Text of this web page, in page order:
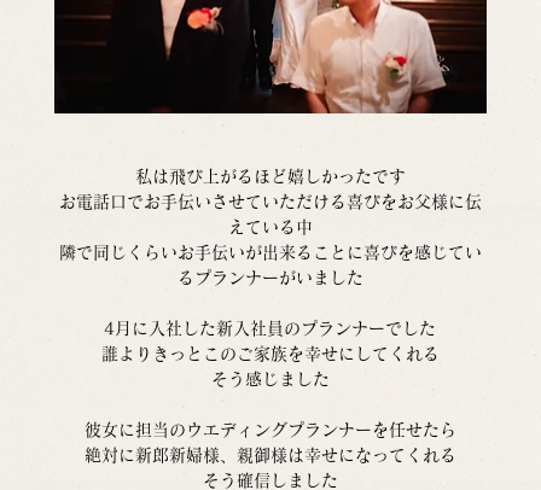
私は飛び上がるほど嬉しかったです
お電話口でお手伝いさせていただける喜びをお父様に伝
えている中
隣で同じくらいお手伝いが出来ることに喜びを感じてい
るプランナーがいました
4月に入社した新入社員のプランナーでした
誰よりきっとこのご家族を幸せにしてくれる
そう感じました
彼女に担当のウエディングプランナーを任せたら
絶対に新郎新婦様、親御様は幸せになってくれる
そう確信しました